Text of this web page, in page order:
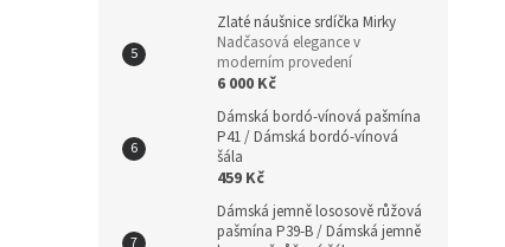
Zlaté náušnice srdíčka Mirky
Nadčasová elegance v
moderním provedení
6 000 Kč
Dámská bordó-vínová pašmína
P41 / Dámská bordó-vínová
šála
459 Kč
Dámská jemně lososově růžová
pašmína P39-B / Dámská jemně